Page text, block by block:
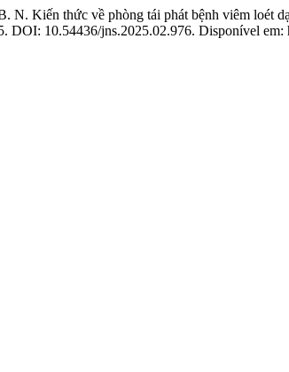
thức về phòng tái phát bệnh viêm loét dạ
DOI: 10.54436/jns.2025.02.976. Disponível